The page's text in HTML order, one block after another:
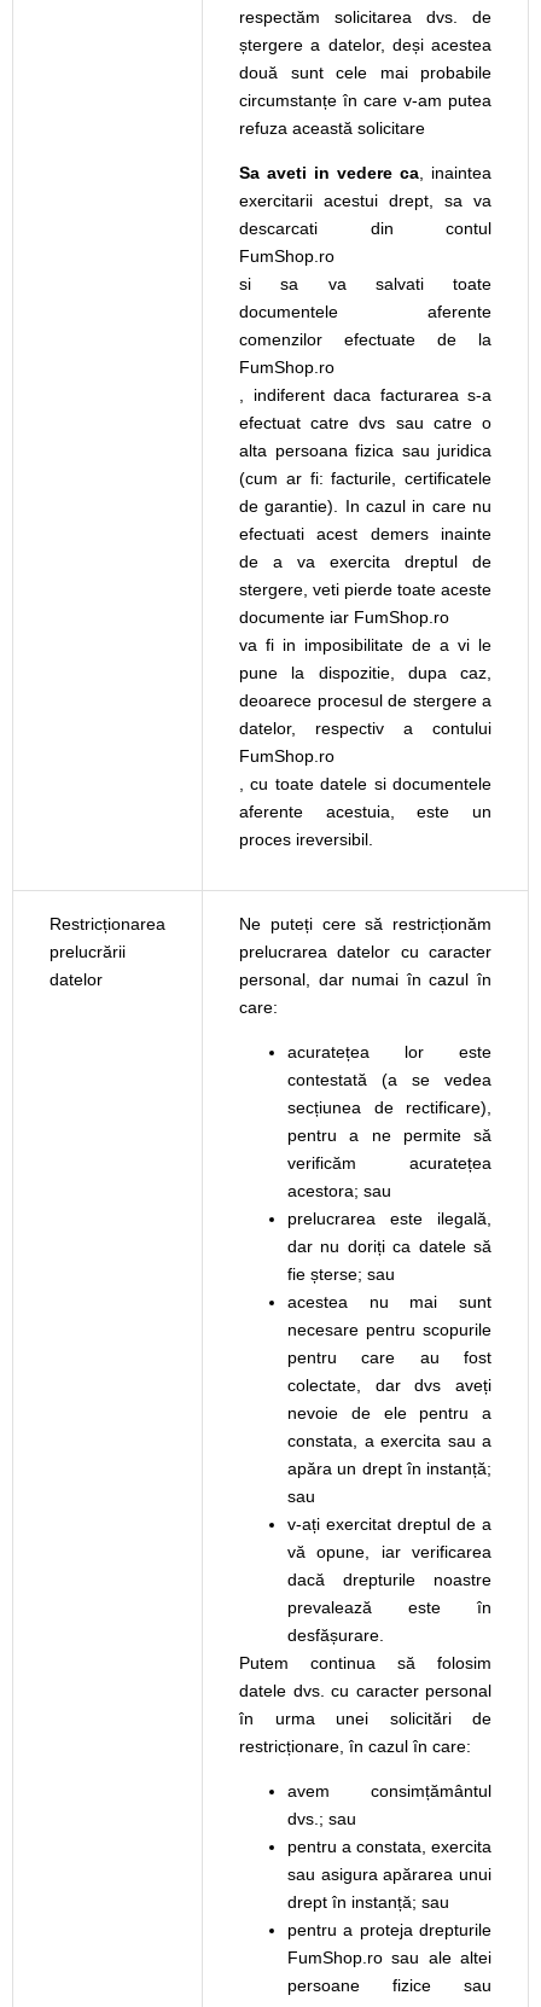
respectăm solicitarea dvs. de
ștergere a datelor, deși acestea
două sunt cele mai probabile
circumstanțe în care v-am putea
refuza această solicitare
Sa aveti in vedere ca , inaintea
exercitarii acestui drept, sa va
descarcati din contul
FumShop.ro
si sa va salvati toate
documentele aferente
comenzilor efectuate de la
FumShop.ro
, indiferent daca facturarea s-a
efectuat catre dvs sau catre o
alta persoana fizica sau juridica
(cum ar fi: facturile, certificatele
de garantie). In cazul in care nu
efectuati acest demers inainte
de a va exercita dreptul de
stergere, veti pierde toate aceste
documente iar FumShop.ro
va fi in imposibilitate de a vi le
pune la dispozitie, dupa caz,
deoarece procesul de stergere a
datelor, respectiv a contului
FumShop.ro
, cu toate datele si documentele
aferente acestuia, este un
proces ireversibil.
Restricționarea
prelucrării
datelor
Ne puteți cere să restricționăm
prelucrarea datelor cu caracter
personal, dar numai în cazul în
care:
acuratețea lor este
contestată (a se vedea
secțiunea de rectificare),
pentru a ne permite să
verificăm acuratețea
acestora; sau
prelucrarea este ilegală,
dar nu doriți ca datele să
fie șterse; sau
acestea nu mai sunt
necesare pentru scopurile
pentru care au fost
colectate, dar dvs aveți
nevoie de ele pentru a
constata, a exercita sau a
apăra un drept în instanță;
sau
v-ați exercitat dreptul de a
vă opune, iar verificarea
dacă drepturile noastre
prevalează este în
desfășurare.
Putem continua să folosim
datele dvs. cu caracter personal
în urma unei solicitări de
restricționare, în cazul în care:
avem consimțământul
dvs.; sau
pentru a constata, exercita
sau asigura apărarea unui
drept în instanță; sau
pentru a proteja drepturile
FumShop.ro sau ale altei
persoane fizice sau